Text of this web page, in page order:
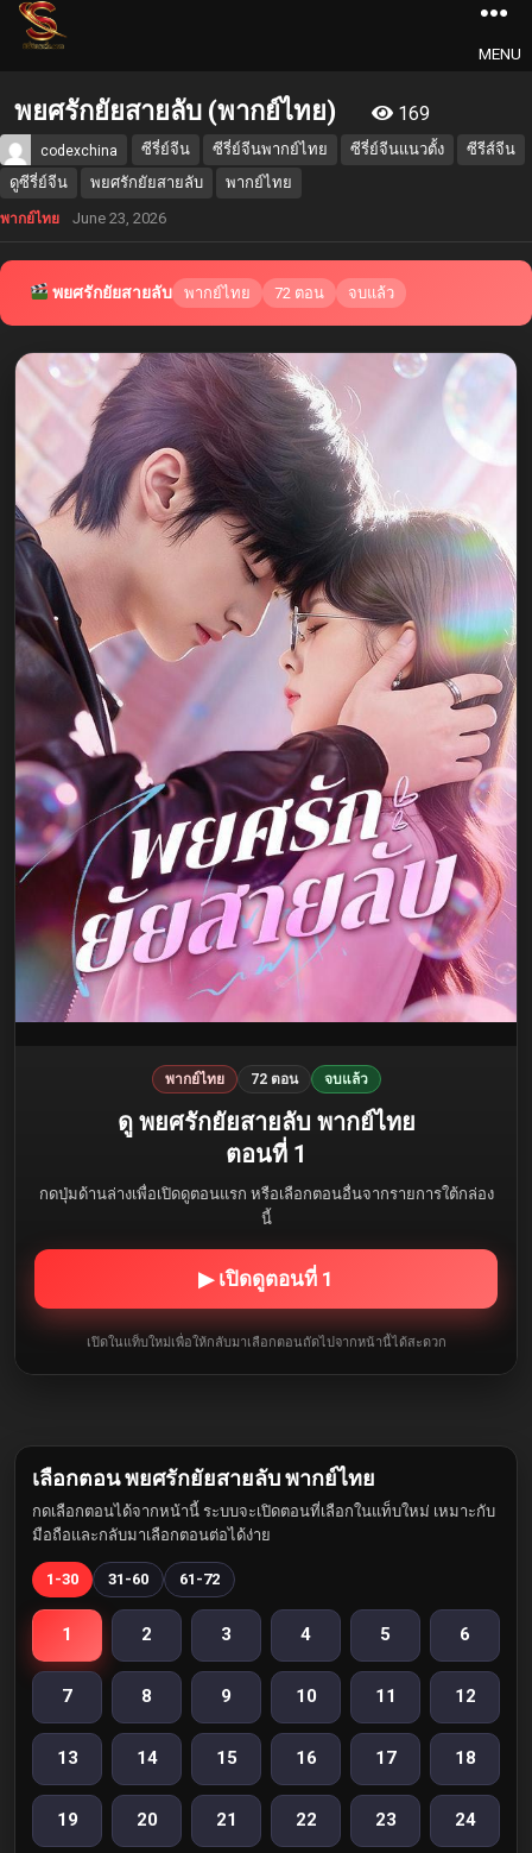
MENU
พยศรักยัยสายลับ (พากย์ไทย) 169
codexchina ซีรี่ย์จีน ซีรี่ย์จีนพากย์ไทย ซีรี่ย์จีนแนวตั้ง
ซีรีส์จีน
ดูซีรี่ย์จีน
พยศรักยัยสายลับ พากย์ไทย
พากย์ไทย June 23, 2026
พยศรักยัยสายลับ พากย์ไทย 72 ตอน จบแล้ว
พากย์ไทย 72 ตอน จบแล้ว
ดู พยศรักยัยสายลับ พากย์ไทย
ตอนที่ 1
กดปุ่มด้านล่างเพื่อเปิดดูตอนแรก หรือเลือกตอนอื่นจากรายการใต้กล่อง
นี้
▶ เปิดดูตอนที่ 1
เปิดในแท็บใหม่เพื่อให้กลับมาเลือกตอนถัดไปจากหน้านี้ได้สะดวก
เลือกตอน พยศรักยัยสายลับ พากย์ไทย
กดเลือกตอนได้จากหน้านี้ ระบบจะเปิดตอนที่เลือกในแท็บใหม่ เหมาะกับ
มือถือและกลับมาเลือกตอนต่อได้ง่าย
1-30 31-60 61-72
1 2 3 4 5 6
7 8 9 10 11 12
13 14 15 16 17 18
19 20 21 22 23 24